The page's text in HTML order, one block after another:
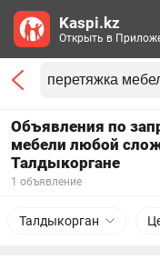
Объявления по
мебели любой
Талдыкоргане
1 объявление
Талдыкорган
Kaspi.kz
Открыть в